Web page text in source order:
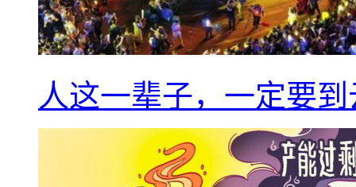
人这一辈子，一定要